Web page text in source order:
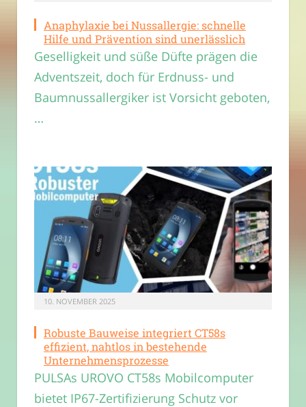
Anaphylaxie bei Nussallergie: schnelle
Hilfe und Prävention sind unerlässlich
Geselligkeit und süße Düfte prägen die
Adventszeit, doch für Erdnuss- und
Baumnussallergiker ist Vorsicht geboten,
…
10. NOVEMBER 2025
Robuste Bauweise integriert CT58s
effizient, nahtlos in bestehende
Unternehmensprozesse
PULSAs UROVO CT58s Mobilcomputer
bietet IP67-Zertifizierung Schutz vor